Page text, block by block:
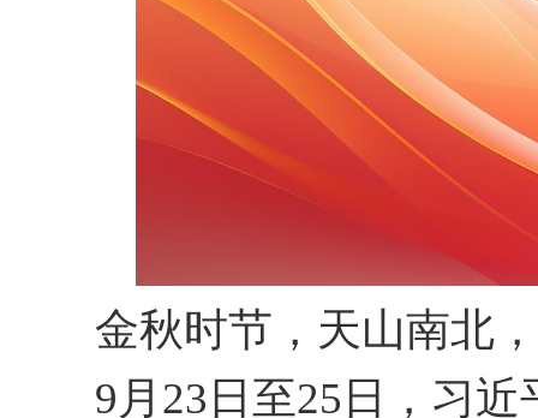
金秋时节，天山南北
9月23日至25日，习近